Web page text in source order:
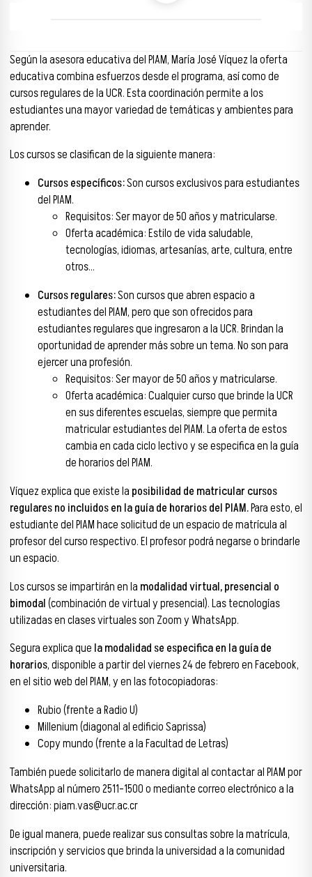
Según la asesora educativa del PIAM, María José Víquez la oferta
educativa combina esfuerzos desde el programa, así como de
cursos regulares de la UCR. Esta coordinación permite a los
estudiantes una mayor variedad de temáticas y ambientes para
aprender.
Los cursos se clasifican de la siguiente manera:
Cursos específicos:Son cursos exclusivos para estudiantes
del PIAM.
Requisitos: Ser mayor de 50 años y matricularse.
Oferta académica: Estilo de vida saludable,
tecnologías, idiomas, artesanías, arte, cultura, entre
otros…
Cursos regulares:Son cursos que abren espacio a
estudiantes del PIAM, pero que son ofrecidos para
estudiantes regulares que ingresaron a la UCR. Brindan la
oportunidad de aprender más sobre un tema. No son para
ejercer una profesión.
Requisitos: Ser mayor de 50 años y matricularse.
Oferta académica: Cualquier curso que brinde la UCR
en sus diferentes escuelas, siempre que permita
matricular estudiantes del PIAM. La oferta de estos
cambia en cada ciclo lectivo y se especifica en la guía
de horarios del PIAM.
Víquez explica que existe la posibilidad de matricular cursos
regulares no incluidos en la guía de horarios del PIAM.Para esto, el
estudiante del PIAM hace solicitud de un espacio de matrícula al
profesor del curso respectivo. El profesor podrá negarse o brindarle
un espacio.
Los cursos se impartirán en la modalidad virtual, presencial o
bimodal(combinación de virtual y presencial). Las tecnologías
utilizadas en clases virtuales son Zoom y WhatsApp.
Segura explica que la modalidad se especifica en la guía de
horarios, disponible a partir del viernes 24 de febrero en Facebook,
en el sitio web del PIAM, y en las fotocopiadoras:
Rubio (frente a Radio U)
Millenium (diagonal al edificio Saprissa)
Copy mundo (frente a la Facultad de Letras)
También puede solicitarlo de manera digital al contactar al PIAM por
WhatsApp al número 2511-1500 o mediante correo electrónico a la
dirección: piam.vas@ucr.ac.cr
De igual manera, puede realizar sus consultas sobre la matrícula,
inscripción y servicios que brinda la universidad a la comunidad
universitaria.